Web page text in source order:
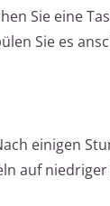
Sie eine
Sie es
einigen
auf niedriger